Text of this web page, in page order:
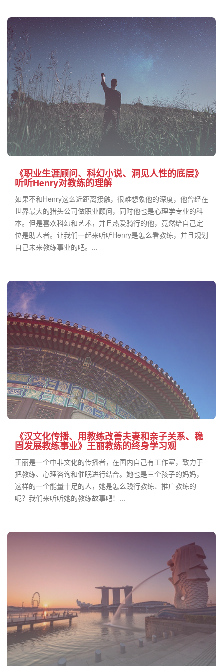
《职业生涯顾问、科幻小说、洞见人性的底层》
听听Henry对教练的理解
如果不和Henry这么近距离接触，很难想象他的深度，他曾经在
世界最大的猎头公司做职业顾问，同时他也是心理学专业的科
本。但是喜欢科幻和艺术，并且热爱骑行的他，竟然给自己定
位是助人者。让我们一起来听听Henry是怎么看教练，并且规划
自己未来教练事业的吧。...
《汉文化传播、用教练改善夫妻和亲子关系、稳
固发展教练事业》王丽教练的终身学习观
王丽是一个中非文化的传播者，在国内自己有工作室，致力于
把教练、心理咨询和催眠进行结合。她也是三个孩子的妈妈，
这样的一个能量十足的人，她是怎么践行教练、推广教练的
呢？我们来听听她的教练故事吧！...